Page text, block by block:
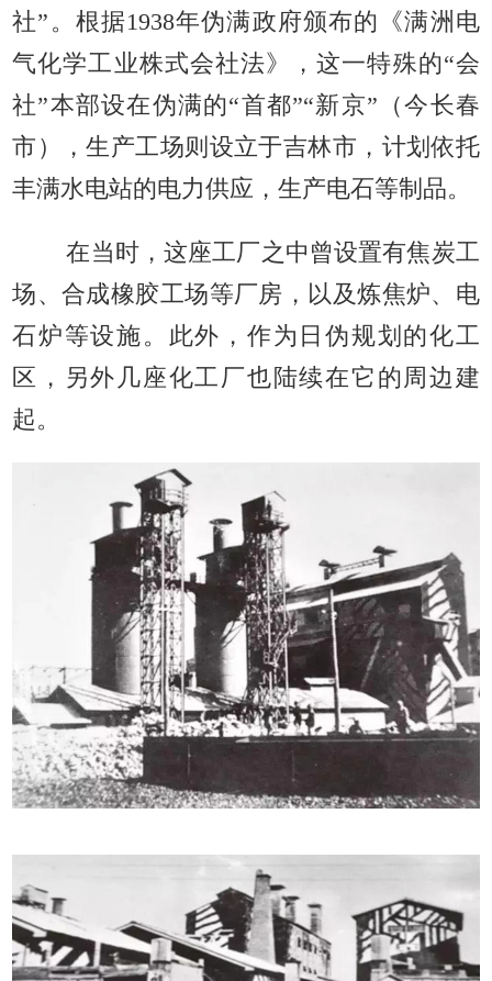
社”。根据1938年伪满政府颁布的《满洲电
气化学工业株式会社法》，这一特殊的“会
社”本部设在伪满的“首都”“新京”（今长春
市），生产工场则设立于吉林市，计划依托
丰满水电站的电力供应，生产电石等制品。
在当时，这座工厂之中曾设置有焦炭工
场、合成橡胶工场等厂房，以及炼焦炉、电
石炉等设施。此外，作为日伪规划的化工
区，另外几座化工厂也陆续在它的周边建
起。